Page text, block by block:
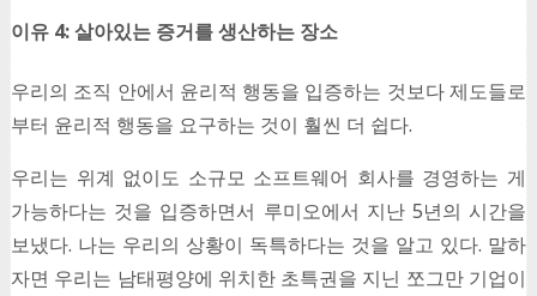
이유 4: 살아있는 증거를 생산하는 장소
우리의 조직 안에서 윤리적 행동을 입증하는 것보다 제도들로
부터 윤리적 행동을 요구하는 것이 훨씬 더 쉽다.
우리는 위계 없이도 소규모 소프트웨어 회사를 경영하는 게
가능하다는 것을 입증하면서 루미오에서 지난 5년의 시간을
보냈다. 나는 우리의 상황이 독특하다는 것을 알고 있다. 말하
자면 우리는 남태평양에 위치한 초특권을 지닌 쪼그만 기업이